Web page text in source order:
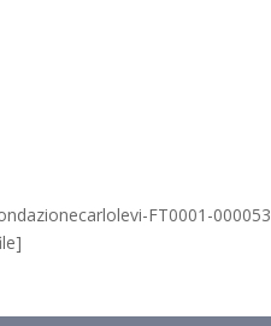
FT0001-000053